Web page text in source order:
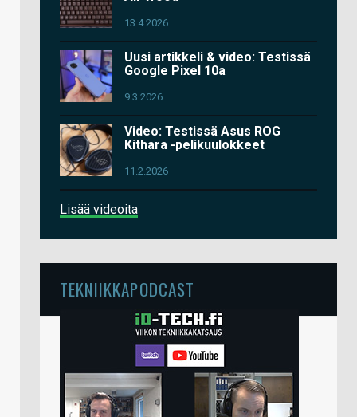
13.4.2026
Uusi artikkeli & video: Testissä
Google Pixel 10a
9.3.2026
Video: Testissä Asus ROG
Kithara -pelikuulokkeet
11.2.2026
Lisää videoita
TEKNIIKKAPODCAST